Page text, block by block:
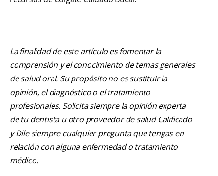
La finalidad de este artículo es fomentar la
comprensión y el conocimiento de temas generales
de salud oral. Su propósito no es sustituir la
opinión, el diagnóstico o el tratamiento
profesionales. Solicita siempre la opinión experta
de tu dentista u otro proveedor de salud Calificado
y Dile siempre cualquier pregunta que tengas en
relación con alguna enfermedad o tratamiento
médico.